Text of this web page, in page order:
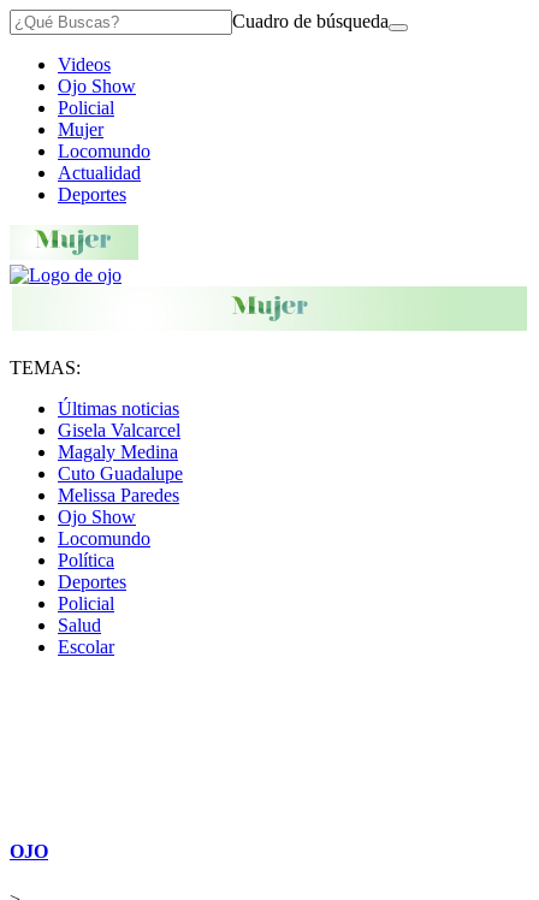
Cuadro de búsqueda
Videos
Ojo Show
Policial
Mujer
Locomundo
Actualidad
Deportes
TEMAS:
Últimas noticias
Gisela Valcarcel
Magaly Medina
Cuto Guadalupe
Melissa Paredes
Ojo Show
Locomundo
Política
Deportes
Policial
Salud
Escolar
OJO